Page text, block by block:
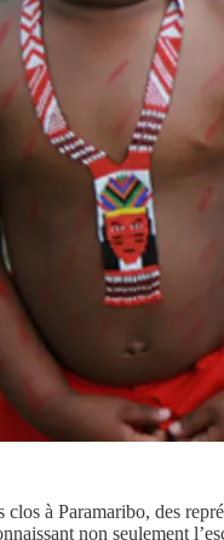
à Paramaribo, des
non seulement